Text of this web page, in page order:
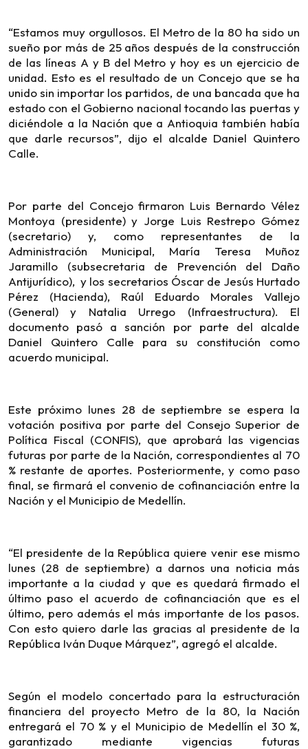
“Estamos muy orgullosos. El Metro de la 80 ha sido un
sueño por más de 25 años después de la construcción
de las líneas A y B del Metro y hoy es un ejercicio de
unidad. Esto es el resultado de un Concejo que se ha
unido sin importar los partidos, de una bancada que ha
estado con el Gobierno nacional tocando las puertas y
diciéndole a la Nación que a Antioquia también había
que darle recursos”, dijo el alcalde Daniel Quintero
Calle.
Por parte del Concejo firmaron Luis Bernardo Vélez
Montoya (presidente) y Jorge Luis Restrepo Gómez
(secretario) y, como representantes de la
Administración Municipal, María Teresa Muñoz
Jaramillo (subsecretaria de Prevención del Daño
Antijurídico), y los secretarios Óscar de Jesús Hurtado
Pérez (Hacienda), Raúl Eduardo Morales Vallejo
(General) y Natalia Urrego (Infraestructura). El
documento pasó a sanción por parte del alcalde
Daniel Quintero Calle para su constitución como
acuerdo municipal.
Este próximo lunes 28 de septiembre se espera la
votación positiva por parte del Consejo Superior de
Política Fiscal (CONFIS), que aprobará las vigencias
futuras por parte de la Nación, correspondientes al 70
% restante de aportes. Posteriormente, y como paso
final, se firmará el convenio de cofinanciación entre la
Nación y el Municipio de Medellín.
“El presidente de la República quiere venir ese mismo
lunes (28 de septiembre) a darnos una noticia más
importante a la ciudad y que es quedará firmado el
último paso el acuerdo de cofinanciación que es el
último, pero además el más importante de los pasos.
Con esto quiero darle las gracias al presidente de la
República Iván Duque Márquez”, agregó el alcalde.
Según el modelo concertado para la estructuración
financiera del proyecto Metro de la 80, la Nación
entregará el 70 % y el Municipio de Medellín el 30 %,
garantizado mediante vigencias futuras